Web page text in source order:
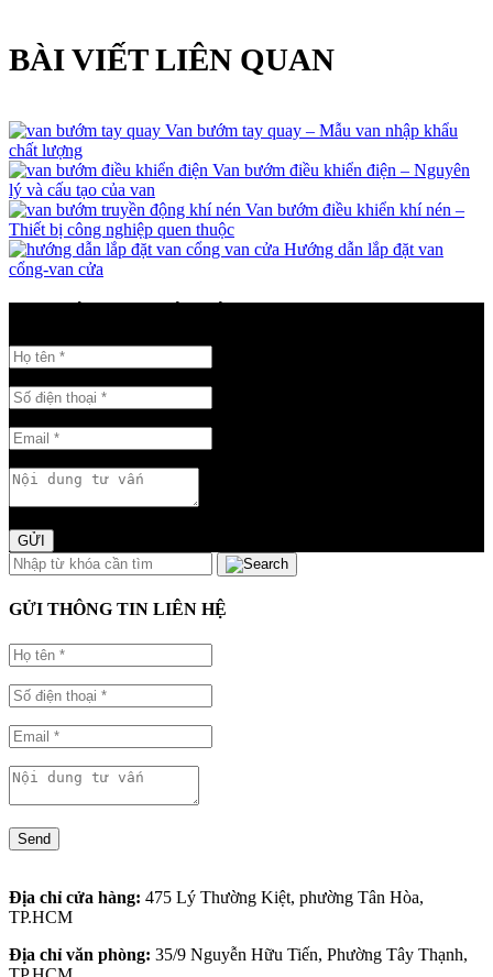
BÀI VIẾT LIÊN QUAN
Van bướm tay quay – Mẫu van nhập khẩu
chất lượng
Van bướm điều khiển điện – Nguyên
lý và cấu tạo của van
Van bướm điều khiển khí nén –
Thiết bị công nghiệp quen thuộc
Hướng dẫn lắp đặt van
cổng-van cửa
GỬI
GỬI THÔNG TIN LIÊN HỆ
Send
Địa chỉ cửa hàng: 475 Lý Thường Kiệt, phường Tân Hòa,
TP.HCM
Địa chỉ văn phòng: 35/9 Nguyễn Hữu Tiến, Phường Tây Thạnh,